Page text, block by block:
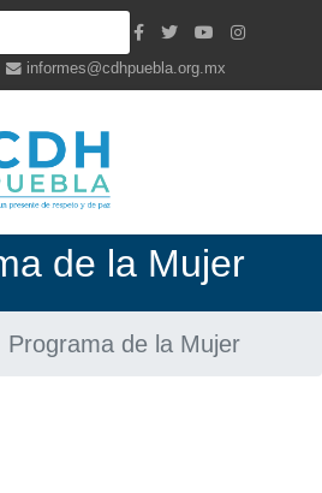
informes@cdhpuebla.org.mx
de la Mujer
Programa de la Mujer